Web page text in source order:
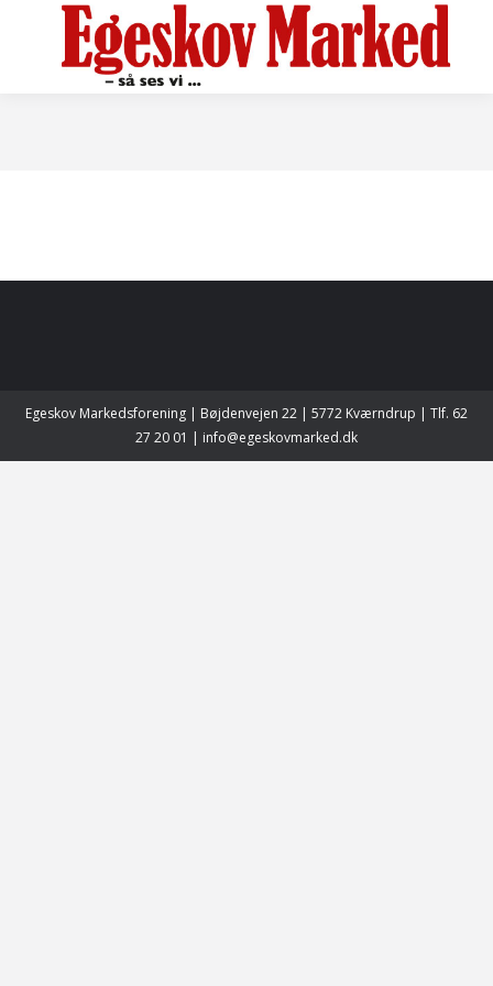
Egeskov Markedsforening | Bøjdenvejen 22 | 5772 Kværndrup | Tlf. 62
27 20 01 | info@egeskovmarked.dk